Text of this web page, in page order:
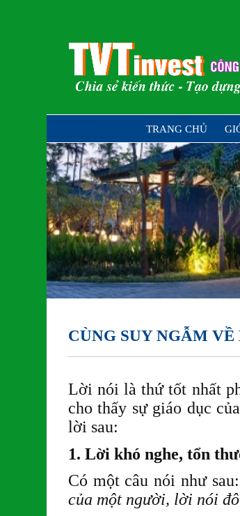
TRANG CHỦ
CÙNG SUY NGẪM
Lời nói là thứ tốt nhất
cho thấy sự giáo dục
lời sau:
1. Lời khó nghe, tổn
Có một câu nói như sau:
của một người, lời nói